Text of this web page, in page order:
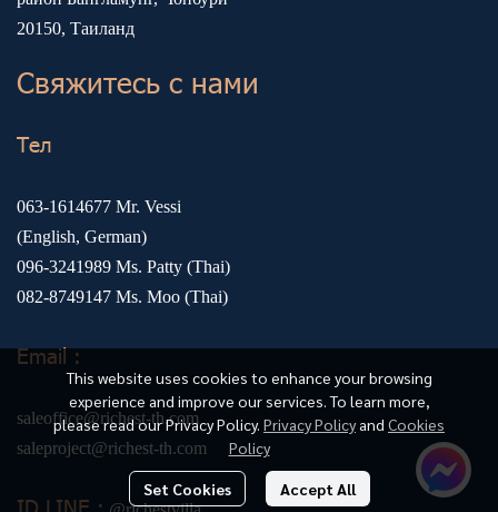
This website uses cookies to enhance your browsing
experience and improve our services. To learn more,
please read our Privacy Policy. Privacy Policyand Cookies
Policy
Set Cookies Accept All
20150, Таиланд
Свяжитесь с нами
Тел
063-1614677 Mr. Vessi
(English, German)
096-3241989 Ms. Patty (Thai)
082-8749147 Ms. Moo (Thai)
Email :
saleoffice@richest-th.com
saleproject@richest-th.com
ID LINE :